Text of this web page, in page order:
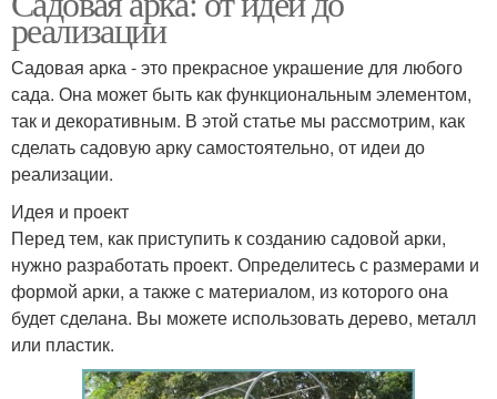
реализации
Садовая арка - это прекрасное украшение для любого
сада. Она может быть как функциональным элементом,
так и декоративным. В этой статье мы рассмотрим, как
сделать садовую арку самостоятельно, от идеи до
реализации.
Идея и проект
Перед тем, как приступить к созданию садовой арки,
нужно разработать проект. Определитесь с размерами и
формой арки, а также с материалом, из которого она
будет сделана. Вы можете использовать дерево, металл
или пластик.